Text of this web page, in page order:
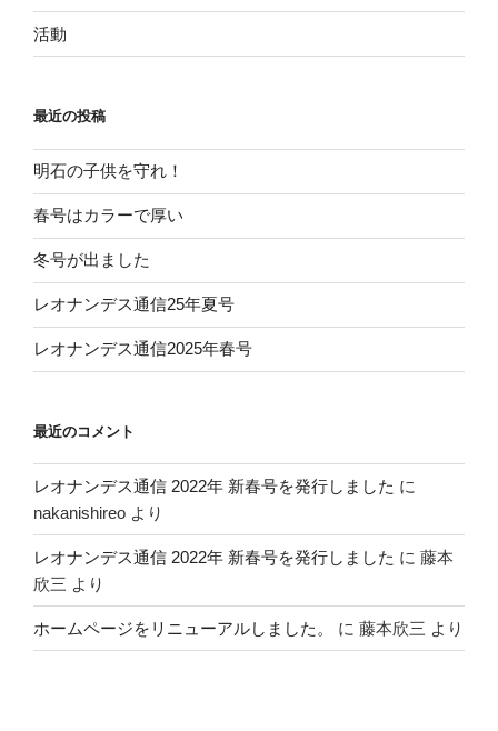
活動
最近の投稿
明石の子供を守れ！
春号はカラーで厚い
冬号が出ました
レオナンデス通信25年夏号
レオナンデス通信2025年春号
最近のコメント
レオナンデス通信 2022年 新春号を発行しました に
nakanishireo より
レオナンデス通信 2022年 新春号を発行しました に 藤本
欣三 より
ホームページをリニューアルしました。 に 藤本欣三 より